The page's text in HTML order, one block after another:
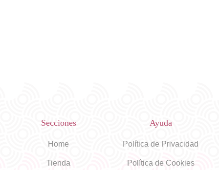
Secciones
Home
Tienda
Ayuda
Política de Privacidad
Política de Cookies